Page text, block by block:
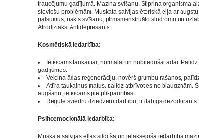
traucējumu gadījumā. Mazina svīšanu. Stiprina organisma
sieviešu problēmām. Muskata salvijas ēteriskā eļļa ar
paisumus, nakts svīšanu, pirmsmenstruālo sindromu un
Afrodiziaks. Antidepresants.
Kosmētiskā iedarbība:
Ieteicams taukainai, normālai un nobriedušai ādai.
gadījumos.
Veicina ādas reģenerāciju, novērš grumbu rašanos,
Attīra taukainus matus, palīdz atbrīvoties no blaugznām.
augšanu, ieteicams pie plikpaurības.
Regulē sviedru dziedzeru darbību, ir dabīgs
Psihoemocionālā iedarbība:
Muskata salvijas eļļas sildošā un relaksējošā iedarbība